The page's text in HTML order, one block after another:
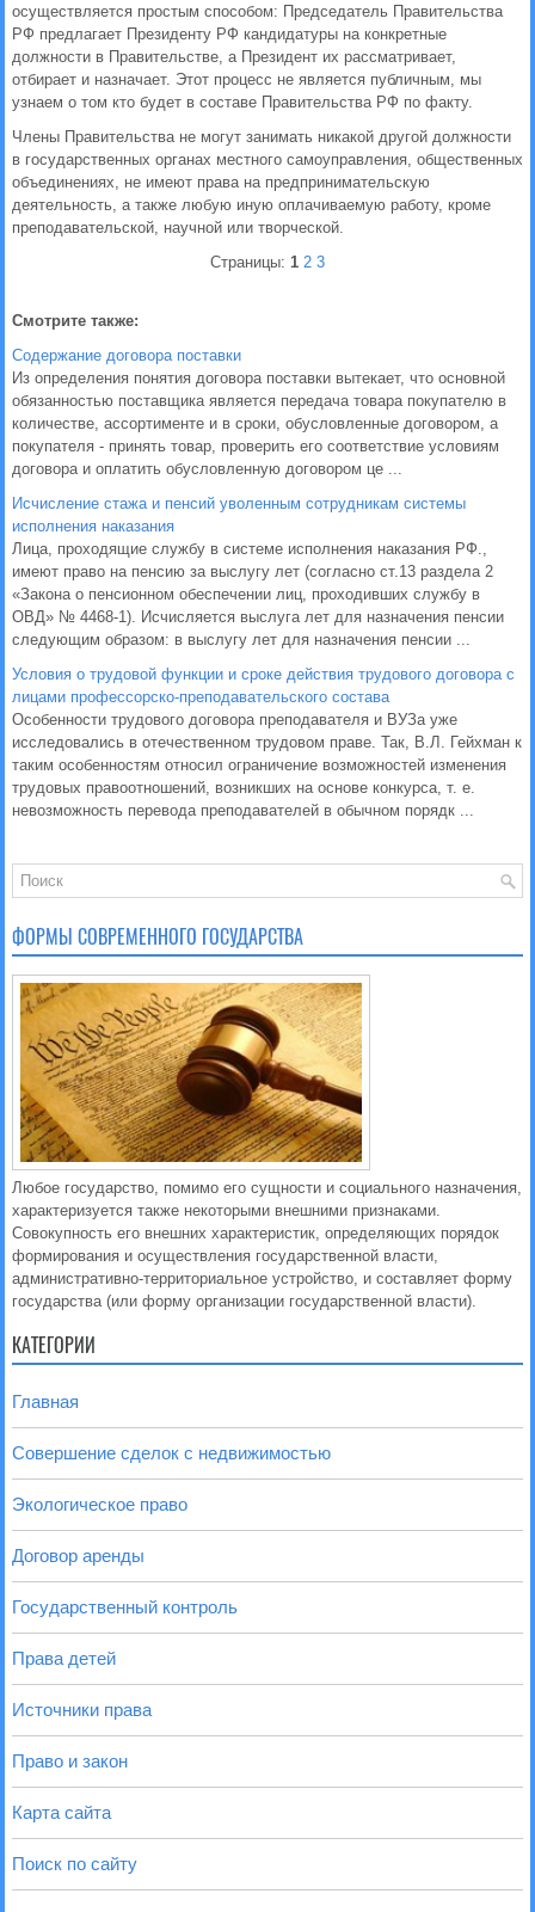
осуществляется простым способом: Председатель Правительства
РФ предлагает Президенту РФ кандидатуры на конкретные
должности в Правительстве, а Президент их рассматривает,
отбирает и назначает. Этот процесс не является публичным, мы
узнаем о том кто будет в составе Правительства РФ по факту.
Члены Правительства не могут занимать никакой другой должности
в государственных органах местного самоуправления, общественных
объединениях, не имеют права на предпринимательскую
деятельность, а также любую иную оплачиваемую работу, кроме
преподавательской, научной или творческой.
Страницы: 1 2 3
Смотрите также:
Содержание договора поставки
Из определения понятия договора поставки вытекает, что основной
обязанностью поставщика является передача товара покупателю в
количестве, ассортименте и в сроки, обусловленные договором, а
покупателя - принять товар, проверить его соответствие условиям
договора и оплатить обусловленную договором це ...
Исчисление стажа и пенсий уволенным сотрудникам системы
исполнения наказания
Лица, проходящие службу в системе исполнения наказания РФ.,
имеют право на пенсию за выслугу лет (согласно ст.13 раздела 2
«Закона о пенсионном обеспечении лиц, проходивших службу в
ОВД» № 4468-1). Исчисляется выслуга лет для назначения пенсии
следующим образом: в выслугу лет для назначения пенсии ...
Условия о трудовой функции и сроке действия трудового договора с
лицами профессорско-преподавательского состава
Особенности трудового договора преподавателя и ВУЗа уже
исследовались в отечественном трудовом праве. Так, В.Л. Гейхман к
таким особенностям относил ограничение возможностей изменения
трудовых правоотношений, возникших на основе конкурса, т. е.
невозможность перевода преподавателей в обычном порядк ...
ФОРМЫ СОВРЕМЕННОГО ГОСУДАРСТВА
Любое государство, помимо его сущности и социального назначения,
характеризуется также некоторыми внешними признаками.
Совокупность его внешних характеристик, определяющих порядок
формирования и осуществления государственной власти,
административно-территориальное устройство, и составляет форму
государства (или форму организации государственной власти).
КАТЕГОРИИ
Главная
Совершение сделок с недвижимостью
Экологическое право
Договор аренды
Государственный контроль
Права детей
Источники права
Право и закон
Карта сайта
Поиск по сайту